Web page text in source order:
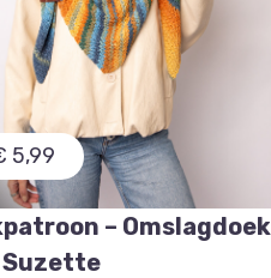
5,99
– Omslagdoek
Suzette